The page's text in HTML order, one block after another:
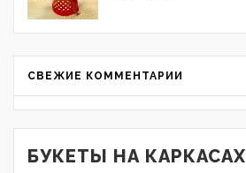
СВЕЖИЕ КОММЕНТАРИИ
БУКЕТЫ НА КАРКАСАХ